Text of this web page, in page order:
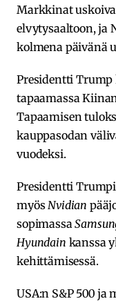
Markkinat
elvytysaaltoon, ja
kolmena päivänä
Presidentti Trump
tapaamassa
Tapaamisen
kauppasodan
vuodeksi.
Presidentti
myös Nvidian
sopimassa
Hyundain kanssa
kehittämisessä.
USA:n S&P 500 ja